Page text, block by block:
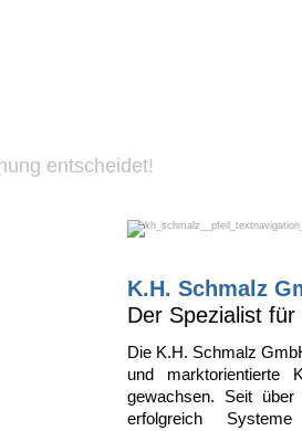
entscheidet!
K.H. Schmalz
Der Spezialist
Die K.H. Schmalz
und marktorientierte
gewachsen. Seit
erfolgreich